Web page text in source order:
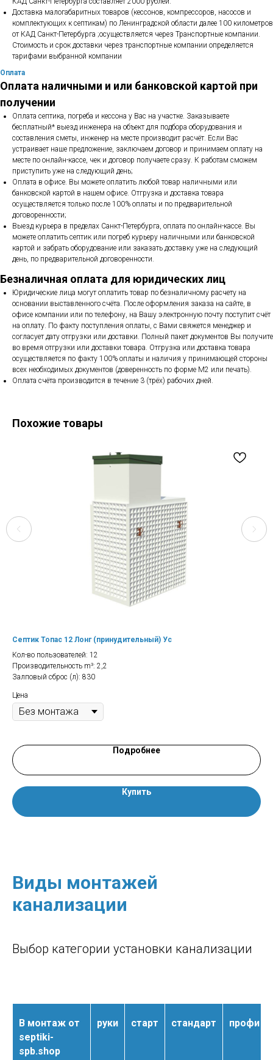
Доставка малогабаритных товаров (кессонов, компрессоров, насосов и
комплектующих к септикам) по Ленинградской области далее 100 километров
от КАД Санкт-Петербурга ;осуществляется через Транспортные компании.
Стоимость и срок доставки через транспортные компании определяется
тарифами выбранной компании
Оплата
Оплата наличными и или банковской картой при
получении
Оплата септика, погреба и кессона у Вас на участке. Заказываете
бесплатный* выезд инженера на объект для подбора оборудования и
составления сметы, инженер на месте производит расчёт. Если Вас
устраивает наше предложение, заключаем договор и принимаем оплату на
месте по онлайн-кассе, чек и договор получаете сразу. К работам сможем
приступить уже на следующий день;
Оплата в офисе. Вы можете оплатить любой товар наличными или
банковской картой в нашем офисе. Отгрузка и доставка товара
осуществляется только после 100% оплаты и по предварительной
договоренности;
Выезд курьера в пределах Санкт-Петербурга, оплата по онлайн-кассе. Вы
можете оплатить септик или погреб курьеру наличными или банковской
картой и забрать оборудование или заказать доставку уже на следующий
день, по предварительной договоренности.
Безналичная оплата для юридических лиц
Юридические лица могут оплатить товар по безналичному расчету на
основании выставленного счёта. После оформления заказа на сайте, в
офисе компании или по телефону, на Вашу электронную почту поступит счёт
на оплату. По факту поступления оплаты, с Вами свяжется менеджер и
согласует дату отгрузки или доставки. Полный пакет документов Вы получите
во время отгрузки или доставки товара. Отгрузка или доставка товара
осуществляется по факту 100% оплаты и наличия у принимающей стороны
всех необходимых документов (доверенность по форме М2 или печать).
Оплата счёта производится в течение 3 (трёх) рабочих дней.
Похожие товары
Септик Топас 12 Лонг (принудительный) Ус
Кол-во пользователей: 12
Производительность m³: 2,2
Залповый сброс (л): 830
Цена
Подробнее
Купить
Виды монтажей
канализации
Выбор категории установки канализации
В монтаж от
septiki-
spb.shop
руки старт стандарт профи